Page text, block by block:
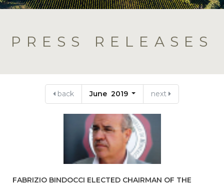
PRESS RELEASES
back June 2019 next
FABRIZIO BINDOCCI ELECTED CHAIRMAN OF THE